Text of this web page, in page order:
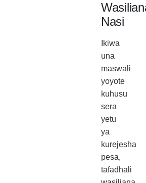
Nasi
Ikiwa
una
maswali
yoyote
kuhusu
sera
yetu
ya
kurejesha
pesa,
tafadhali